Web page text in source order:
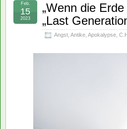
„Wenn die
„Last
Angst Antike Apokalypse
Feb.
15
2023